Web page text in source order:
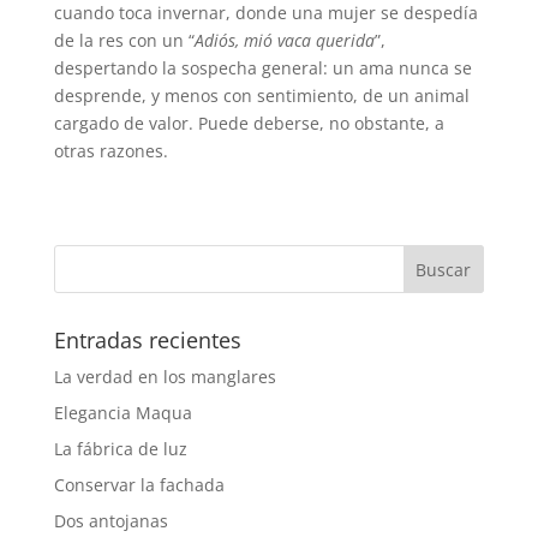
cuando toca invernar, donde una mujer se despedía
de la res con un “Adiós, mió vaca querida”,
despertando la sospecha general: un ama nunca se
desprende, y menos con sentimiento, de un animal
cargado de valor. Puede deberse, no obstante, a
otras razones.
Entradas recientes
La verdad en los manglares
Elegancia Maqua
La fábrica de luz
Conservar la fachada
Dos antojanas